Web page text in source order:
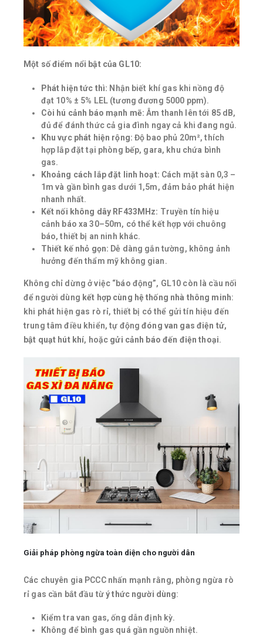
Một số điểm nổi bật của GL10:
Phát hiện tức thì: Nhận biết khí gas khi nồng độ
đạt 10% ± 5% LEL (tương đương 5000 ppm).
Còi hú cảnh báo mạnh mẽ: Âm thanh lên tới 85 dB,
đủ để đánh thức cả gia đình ngay cả khi đang ngủ.
Khu vực phát hiện rộng: Độ bao phủ 20m², thích
hợp lắp đặt tại phòng bếp, gara, khu chứa bình
gas.
Khoảng cách lắp đặt linh hoạt: Cách mặt sàn 0,3 –
1m và gần bình gas dưới 1,5m, đảm bảo phát hiện
nhanh nhất.
Kết nối không dây RF433MHz: Truyền tín hiệu
cảnh báo xa 30–50m, có thể kết hợp với chuông
báo, thiết bị an ninh khác.
Thiết kế nhỏ gọn: Dễ dàng gắn tường, không ảnh
hưởng đến thẩm mỹ không gian.
Không chỉ dừng ở việc “báo động”, GL10 còn là cầu nối
để người dùng kết hợp cùng hệ thống nhà thông minh:
khi phát hiện gas rò rỉ, thiết bị có thể gửi tín hiệu đến
trung tâm điều khiển, tự độngđóng van gas điện tử,
bật quạt hút khí, hoặc gửi cảnh báo đến điện thoại.
Giải pháp phòng ngừa toàn diện cho người dân
Các chuyên gia PCCC nhấn mạnh rằng, phòng ngừa rò
rỉ gas cần bắt đầu từý thức người dùng:
Kiểm tra van gas, ống dẫn định kỳ.
Không để bình gas quá gần nguồn nhiệt.